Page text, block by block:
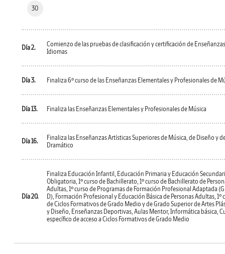
30
Día 2.
Comienzo de las pruebas de clasificación y certificación de
Idiomas
Día 3. Finaliza 6º curso de las Enseñanzas Elementales y Profesionales de
Día 13. Finaliza las Enseñanzas Elementales y Profesionales de Música
Día 16.
Finaliza las Enseñanzas Artísticas Superiores de Música, de Diseño y
Dramático
Día 20.
Finaliza Educación Infantil, Educación Primaria y Educación
Obligatoria, 1º curso de Bachillerato, 1º curso de Bachillerato de
Adultas, 1º curso de Programas de Formación Profesional Adaptada
D), Formación Profesional y Educación Básica de Personas Adultas, 1º
de Ciclos Formativos de Grado Medio y de Grado Superior de Artes
y Diseño, Enseñanzas Deportivas, Aulas Mentor, Informática básica,
específico de acceso a Ciclos Formativos de Grado Medio